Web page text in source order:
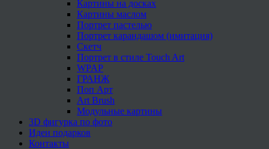
Картины на досках
Картины маслом
Портрет пастелью
Портрет карандашом (имитация)
Скетч
Портрет в стиле Touch Art
WPAP
ГРАНЖ
Поп Арт
Art Brush
Модульные картины
3D фигурка по фото
Идеи подарков
Контакты